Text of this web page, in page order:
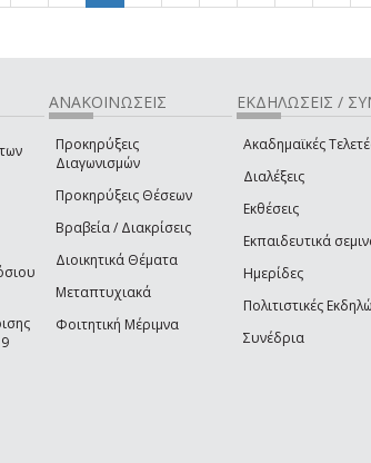
ΑΝΑΚΟΙΝΩΣΕΙΣ
Προκηρύξεις
Διαγωνισμών
Προκηρύξεις Θέσεων
Βραβεία / Διακρίσεις
Διοικητικά Θέματα
Μεταπτυχιακά
Φοιτητική Μέριμνα
ΕΚΔΗΛΩΣΕΙΣ /
Ακαδημαϊκές
Διαλέξεις
Εκθέσεις
Εκπαιδευτικά
Ημερίδες
Πολιτιστικές
Συνέδρια